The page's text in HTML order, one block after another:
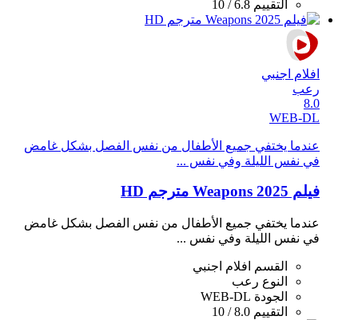
التقييم 6.8 / 10
افلام اجنبي
رعب
8.0
WEB-DL
عندما يختفي جميع الأطفال من نفس الفصل بشكل غامض
في نفس الليلة وفي نفس ...
فيلم Weapons 2025 مترجم HD
عندما يختفي جميع الأطفال من نفس الفصل بشكل غامض
في نفس الليلة وفي نفس ...
القسم
افلام اجنبي
النوع رعب
الجودة WEB-DL
التقييم 8.0 / 10